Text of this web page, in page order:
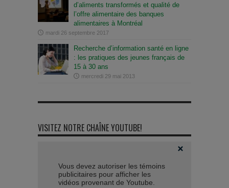
d’aliments transformés et qualité de
l’offre alimentaire des banques
alimentaires à Montréal
mardi 26 septembre 2017
Recherche d’information santé en ligne
: les pratiques des jeunes français de
15 à 30 ans
mercredi 29 mai 2013
VISITEZ NOTRE CHAÎNE YOUTUBE!
Vous devez autoriser les témoins
publicitaires pour afficher les
vidéos provenant de Youtube.